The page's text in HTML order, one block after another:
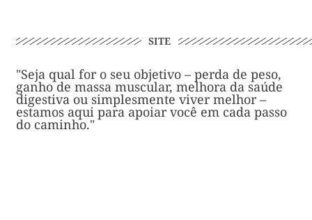
SITE
"Seja qual for o seu objetivo – perda de peso,
ganho de massa muscular, melhora da saúde
digestiva ou simplesmente viver melhor –
estamos aqui para apoiar você em cada passo
do caminho."